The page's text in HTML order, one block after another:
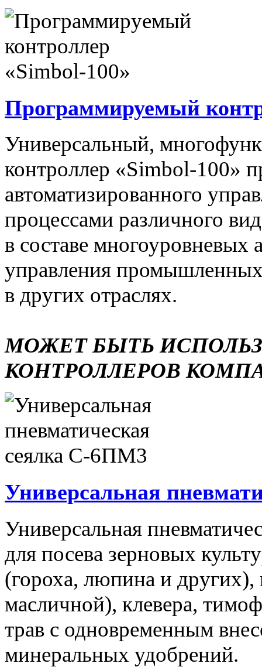
Программируемый
Универсальный,
контроллер «Simbol-100»
автоматизированного
процессами различного
в составе многоуровневых
управления
в других отраслях.
МОЖЕТ БЫТЬ
КОНТРОЛЛЕРОВ
Универсальная
Универсальная
для посева зерновых
(гороха, люпина и других),
масличной), клевера,
трав с одновременным
минеральных удобрений.